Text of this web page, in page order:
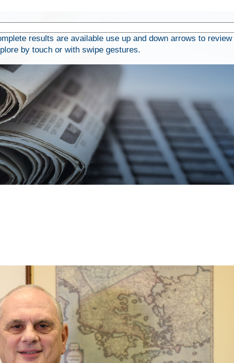
results are available use up and down arrows to review
by touch or with swipe gestures.